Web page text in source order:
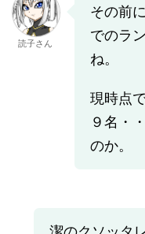
読子さん
その前
でのラ
ね。
現時点
９名・
のか。